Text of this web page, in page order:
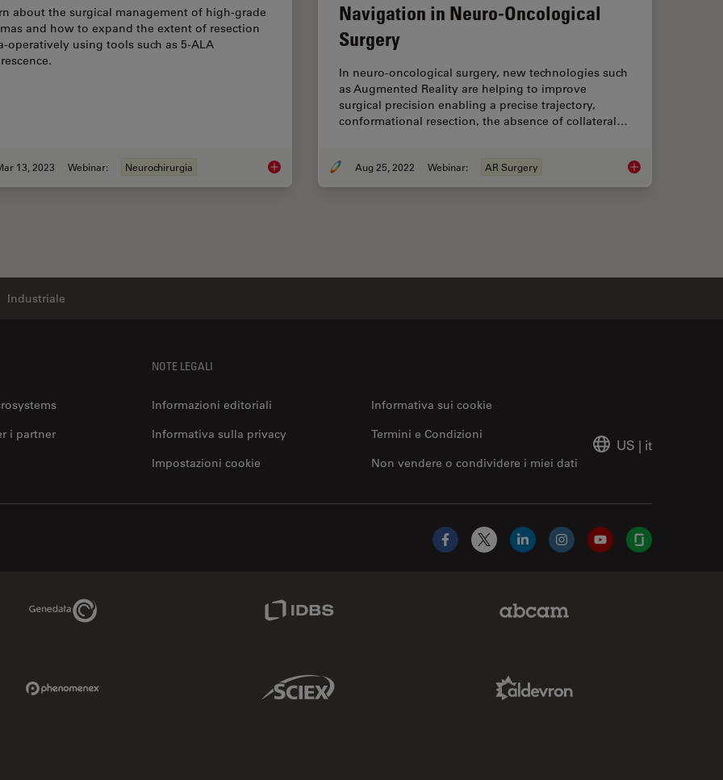
about the surgical management of high-grade
and how to expand the extent of resection
operatively using tools such as 5-ALA
13, 2023 Webinar: Neurochirurgia Surgical Management of High-Grade Gliomas
Navigation in Neuro-Oncological
Surgery
In neuro-oncological surgery, new technologies such
as Augmented Reality are helping to improve
surgical precision enabling a precise trajectory,
conformational resection, the absence of collateral…
Aug 25, 2022 Webinar: AR Surgery Augmented Reality
Industriale
i partner
NOTE LEGALI
Informazioni editoriali
Informativa sui cookie
Informativa sulla privacy
Non vendere o condividere i miei dati
Termini e Condizioni
Impostazioni cookie
US | it
Facebook
X LinkedInInstagramYouTubeGlassdoor
Genedata Link
Sciex Link